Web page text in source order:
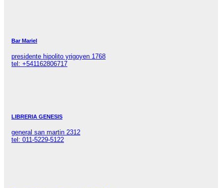
Bar Mariel
presidente hipolito yrigoyen 1768
tel: +541162806717
LIBRERIA GENESIS
general san martin 2312
tel: 011-5229-5122